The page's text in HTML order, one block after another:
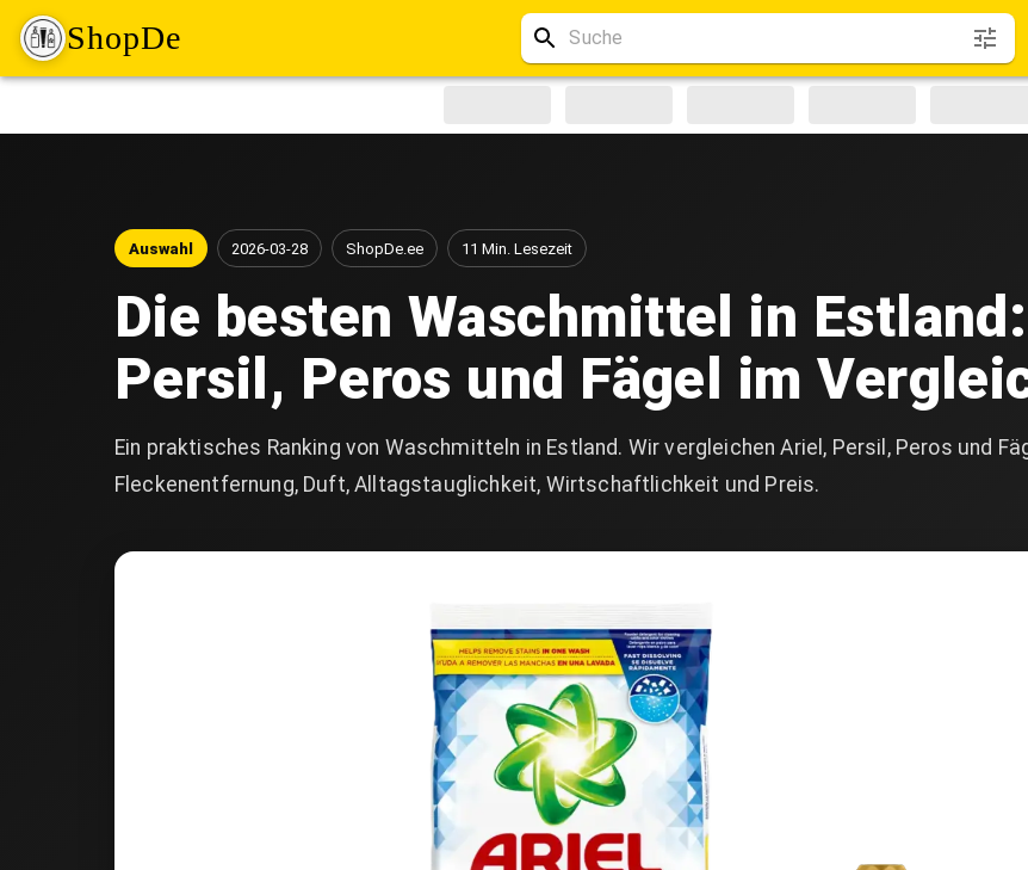
ShopDe
Auswahl 2026-03-28 ShopDe.ee 11 Min. Lesezeit
Die besten Waschmittel in
Persil, Peros und Fägel im
Ein praktisches Ranking von Waschmitteln in Estland. Wir vergleichen Ariel, Persil, Peros und
Fleckenentfernung, Duft, Alltagstauglichkeit, Wirtschaftlichkeit und Preis.